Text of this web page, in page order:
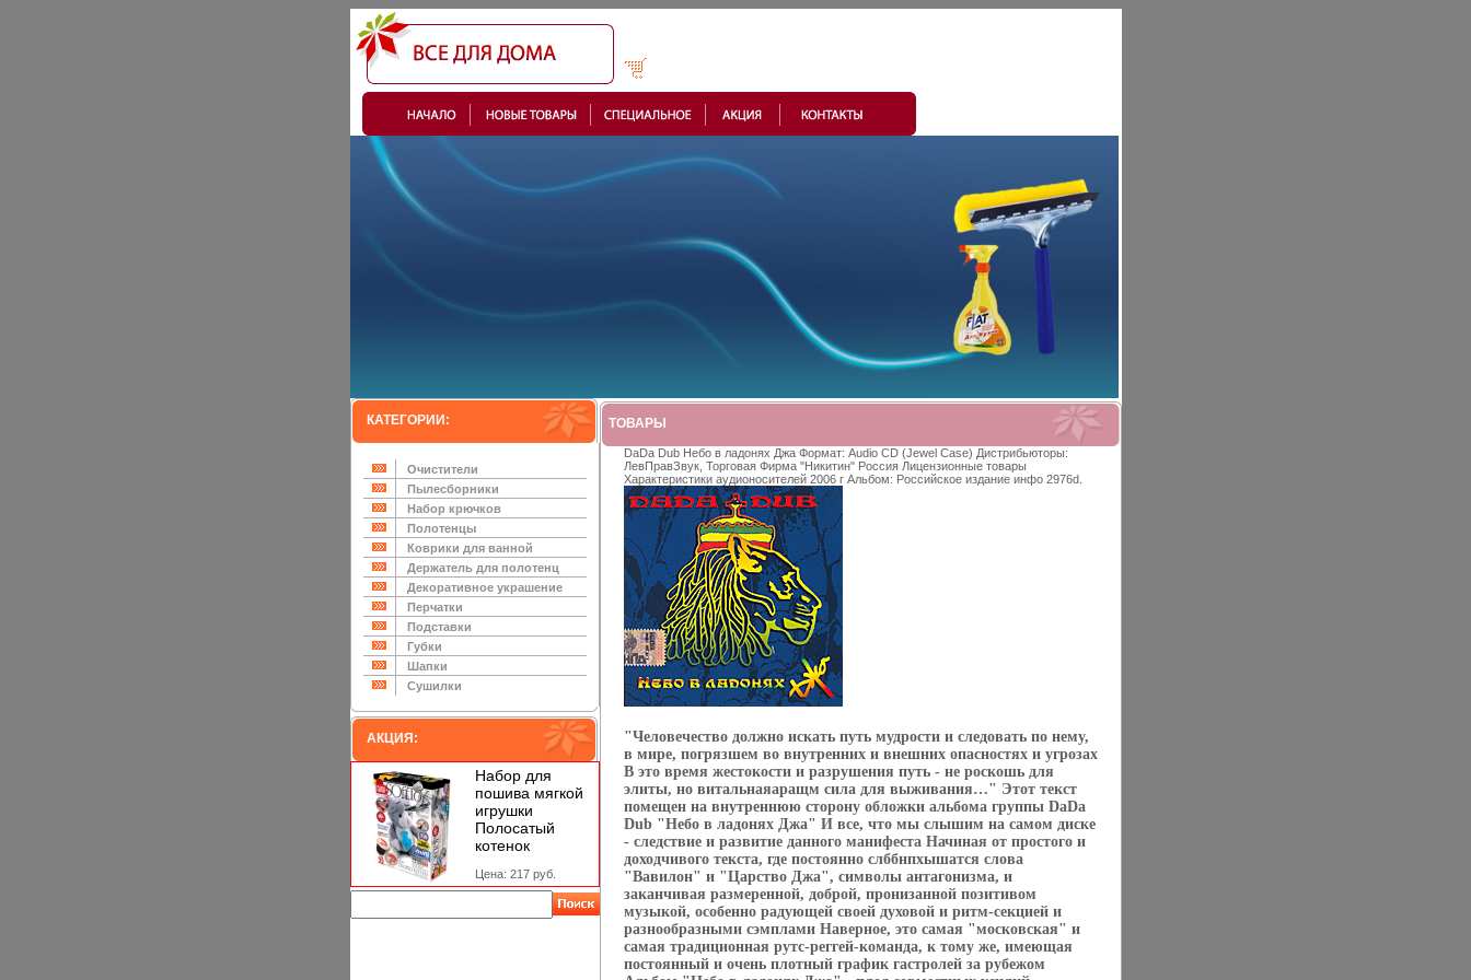
КАТЕГОРИИ:
Очистители
Пылесборники
Набор крючков
Полотенцы
Коврики для ванной
Держатель для полотенц
Декоративное украшение
Перчатки
Подставки
Губки
Шапки
Сушилки
АКЦИЯ:
Набор для
пошива мягкой
игрушки
Полосатый
котенок
Цена: 217 руб.
ТОВАРЫ
DaDa Dub Небо в ладонях Джа Формат: Audio CD (Jewel Case) Дистрибьюторы:
ЛевПравЗвук, Торговая Фирма "Никитин" Россия Лицензионные товары
Характеристики аудионосителей 2006 г Альбом: Российское издание инфо 2976d.
"Человечество должно искать путь мудрости и следовать по нему,
в мире, погрязшем во внутренних и внешних опасностях и угрозах
В это время жестокости и разрушения путь - не роскошь для
элиты, но витальнаяаращм сила для выживания…" Этот текст
помещен на внутреннюю сторону обложки альбома группы DaDa
Dub "Небо в ладонях Джа" И все, что мы слышим на самом диске
- следствие и развитие данного манифеста Начиная от простого и
доходчивого текста, где постоянно слббнпхышатся слова
"Вавилон" и "Царство Джа", символы антагонизма, и
заканчивая размеренной, доброй, пронизанной позитивом
музыкой, особенно радующей своей духовой и ритм-секцией и
разнообразными сэмплами Наверное, это самая "московская" и
самая традиционная рутс-реггей-команда, к тому же, имеющая
постоянный и очень плотный график гастролей за рубежом